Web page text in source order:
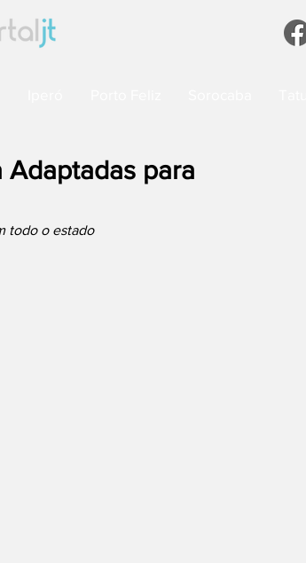
Adaptadas para
todo o estado